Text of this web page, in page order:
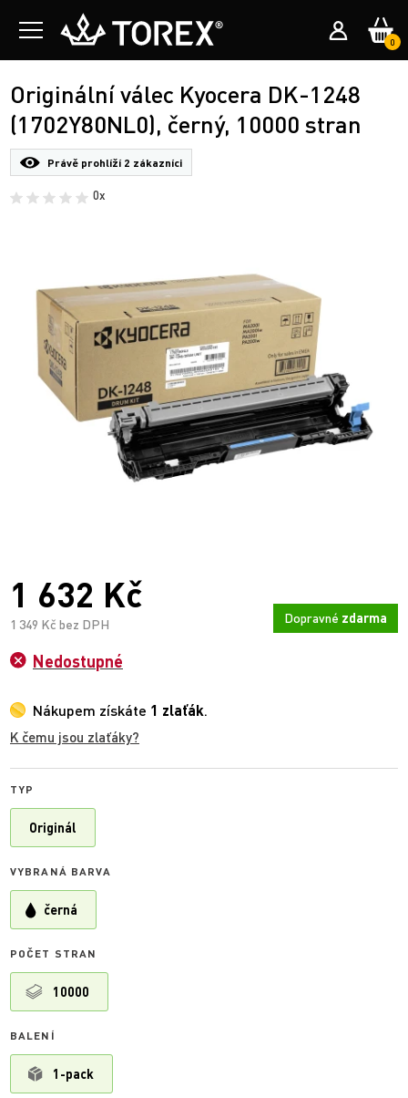
0
Originální válec Kyocera DK-1248
(1702Y80NL0), černý, 10000 stran
Právě prohlíží 2 zákazníci
0x
1 632 Kč
1 349 Kč bez DPH Dopravné zdarma
Nedostupné
Nákupem získáte 1 zlaťák.
K čemu jsou zlaťáky?
TYP
Originál
VYBRANÁ BARVA
černá
POČET STRAN
10000
BALENÍ
1-pack